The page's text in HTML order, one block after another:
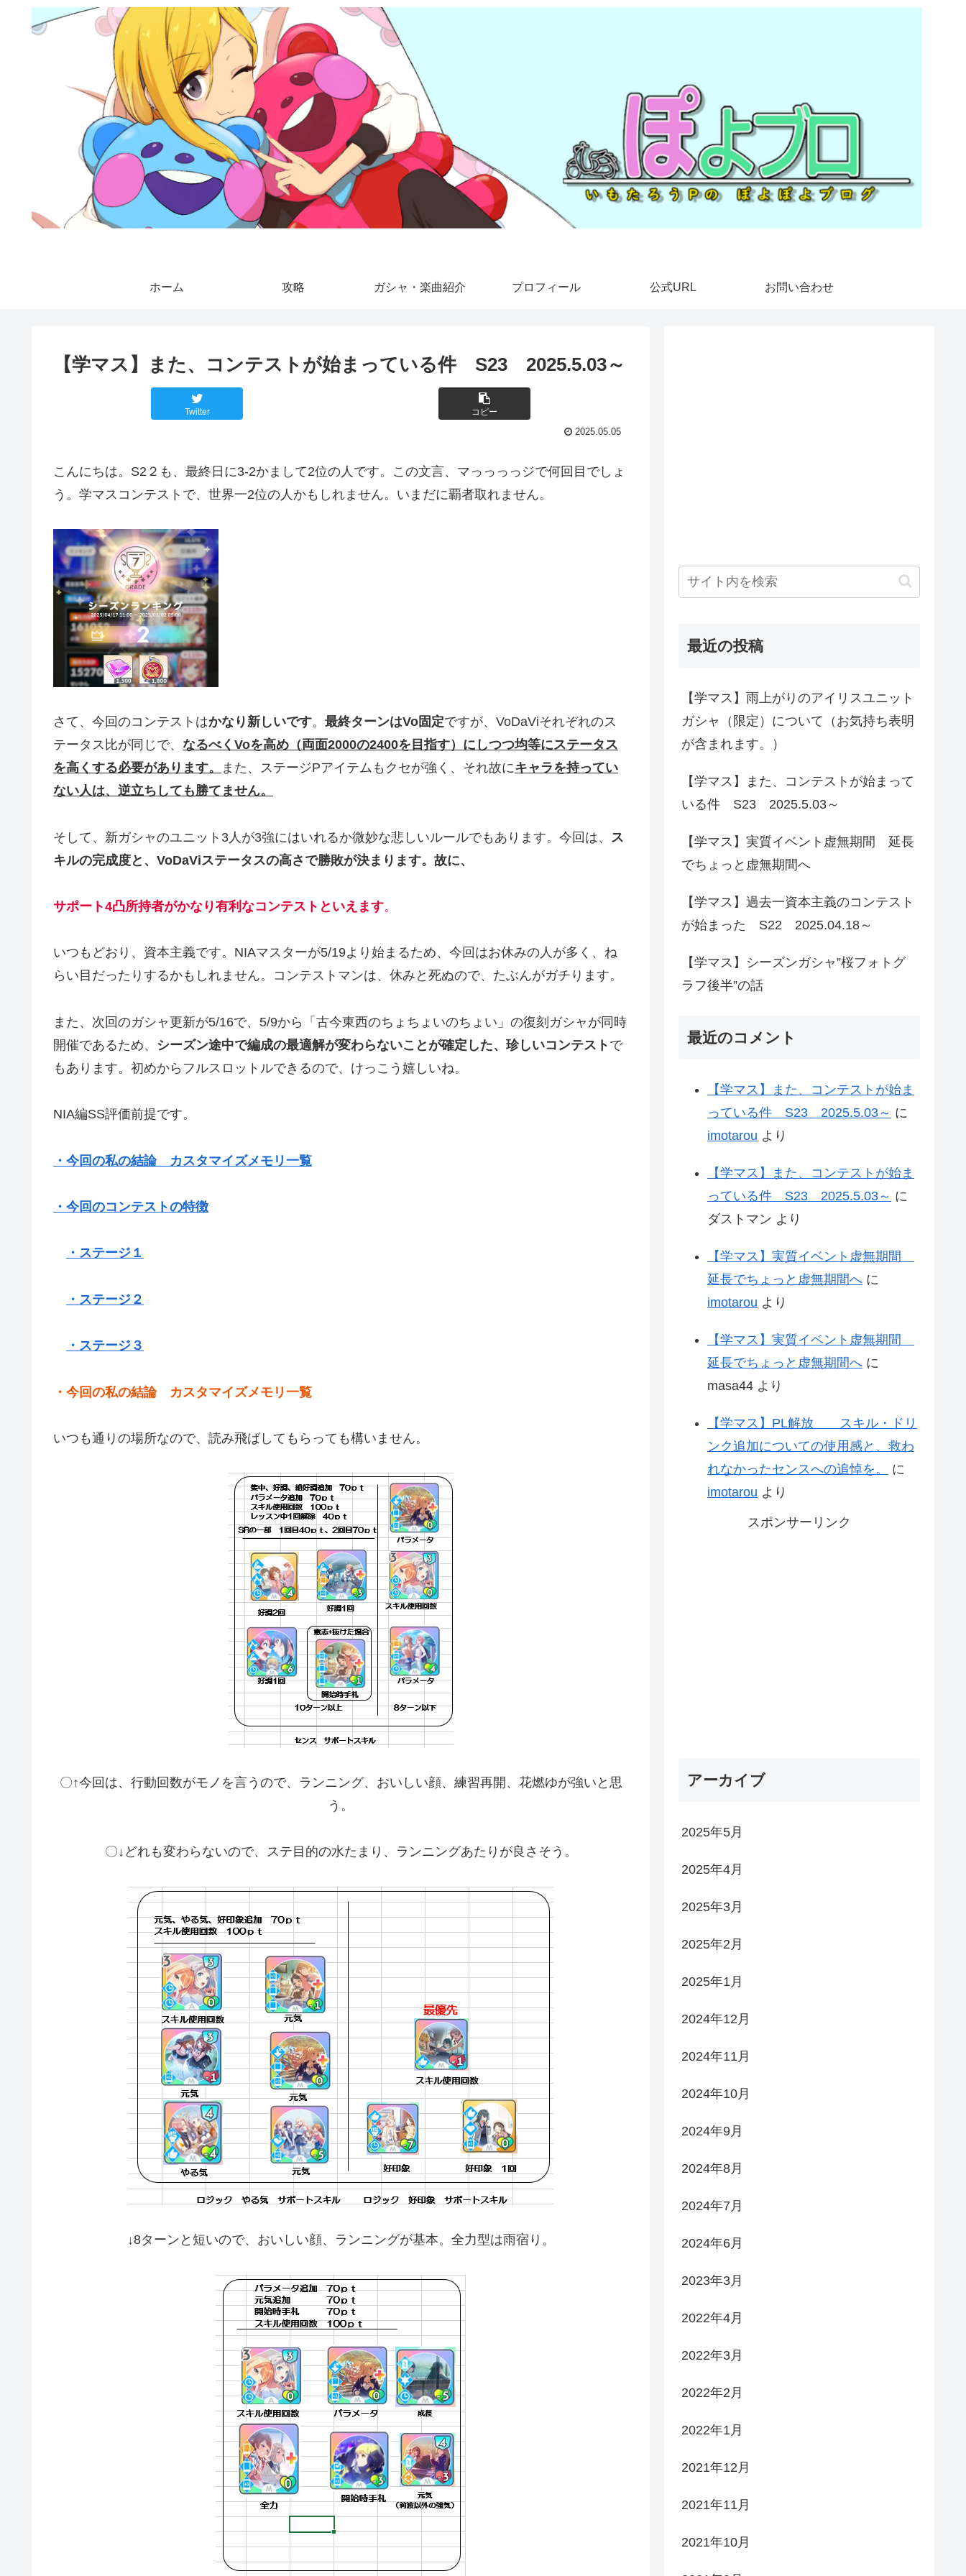
ホーム 攻略 ガシャ・楽曲紹介 プロフィール 公式URL お問い合わせ
【学マス】また、コンテストが始まっている件 S23 2025.5.03～
Twitter コピー
2025.05.05
こんにちは。S2２も、最終日に3-2かまして2位の人です。この文言、マっっっっジで何回目でしょ
う。学マスコンテストで、世界一2位の人かもしれません。いまだに覇者取れません。
さて、今回のコンテストはかなり新しいです。 最終ターンはVo固定ですが、VoDaViそれぞれのス
テータス比が同じで、 なるべくVoを高め（両面2000の2400を目指す）にしつつ均等にステータス
を高くする必要があります。
また、ステージPアイテムもクセが強く、それ故にキャラを持ってい
ない人は、逆立ちしても勝てません。
そして、新ガシャのユニット3人が3強にはいれるか微妙な悲しいルールでもあります。今回は、 ス
キルの完成度と、VoDaViステータスの高さで勝敗が決まります。故に、
サポート4凸所持者がかなり有利なコンテストといえます。
いつもどおり、資本主義です。NIAマスターが5/19より始まるため、今回はお休みの人が多く、ね
らい目だったりするかもしれません。コンテストマンは、休みと死ぬので、たぶんがガチります。
また、次回のガシャ更新が5/16で、5/9から「古今東西のちょちょいのちょい」の復刻ガシャが同時
開催であるため、 シーズン途中で編成の最適解が変わらないことが確定した、珍しいコンテスト で
もあります。初めからフルスロットルできるので、けっこう嬉しいね。
NIA編SS評価前提です。
・今回の私の結論 カスタマイズメモリ一覧
・今回のコンテストの特徴
・ステージ１
・ステージ２
・ステージ３
・今回の私の結論 カスタマイズメモリ一覧
いつも通りの場所なので、読み飛ばしてもらっても構いません。
〇↑今回は、行動回数がモノを言うので、ランニング、おいしい顔、練習再開、花燃ゆが強いと思
う。
〇↓どれも変わらないので、ステ目的の水たまり、ランニングあたりが良さそう。
↓8ターンと短いので、おいしい顔、ランニングが基本。全力型は雨宿り。
最近の投稿
【学マス】雨上がりのアイリスユニット
ガシャ（限定）について（お気持ち表明
が含まれます。）
【学マス】また、コンテストが始まって
いる件 S23 2025.5.03～
【学マス】実質イベント虚無期間 延長
でちょっと虚無期間へ
【学マス】過去一資本主義のコンテスト
が始まった S22 2025.04.18～
【学マス】シーズンガシャ”桜フォトグ
ラフ後半”の話
最近のコメント
【学マス】また、コンテストが始ま
っている件 S23 2025.5.03～ に
imotarou より
【学マス】また、コンテストが始ま
っている件 S23 2025.5.03～ に
ダストマン より
【学マス】実質イベント虚無期間
延長でちょっと虚無期間へ に
imotarou より
【学マス】実質イベント虚無期間
延長でちょっと虚無期間へ に
masa44 より
【学マス】PL解放 スキル・ドリ
ンク追加についての使用感と、救わ
れなかったセンスへの追悼を。
に
imotarou より
スポンサーリンク
アーカイブ
2025年5月
2025年4月
2025年3月
2025年2月
2025年1月
2024年12月
2024年11月
2024年10月
2024年9月
2024年8月
2024年7月
2024年6月
2023年3月
2022年4月
2022年3月
2022年2月
2022年1月
2021年12月
2021年11月
2021年10月